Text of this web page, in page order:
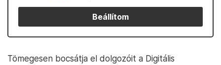
Beállítom
Tömegesen bocsátja el dolgozóit a Digitális